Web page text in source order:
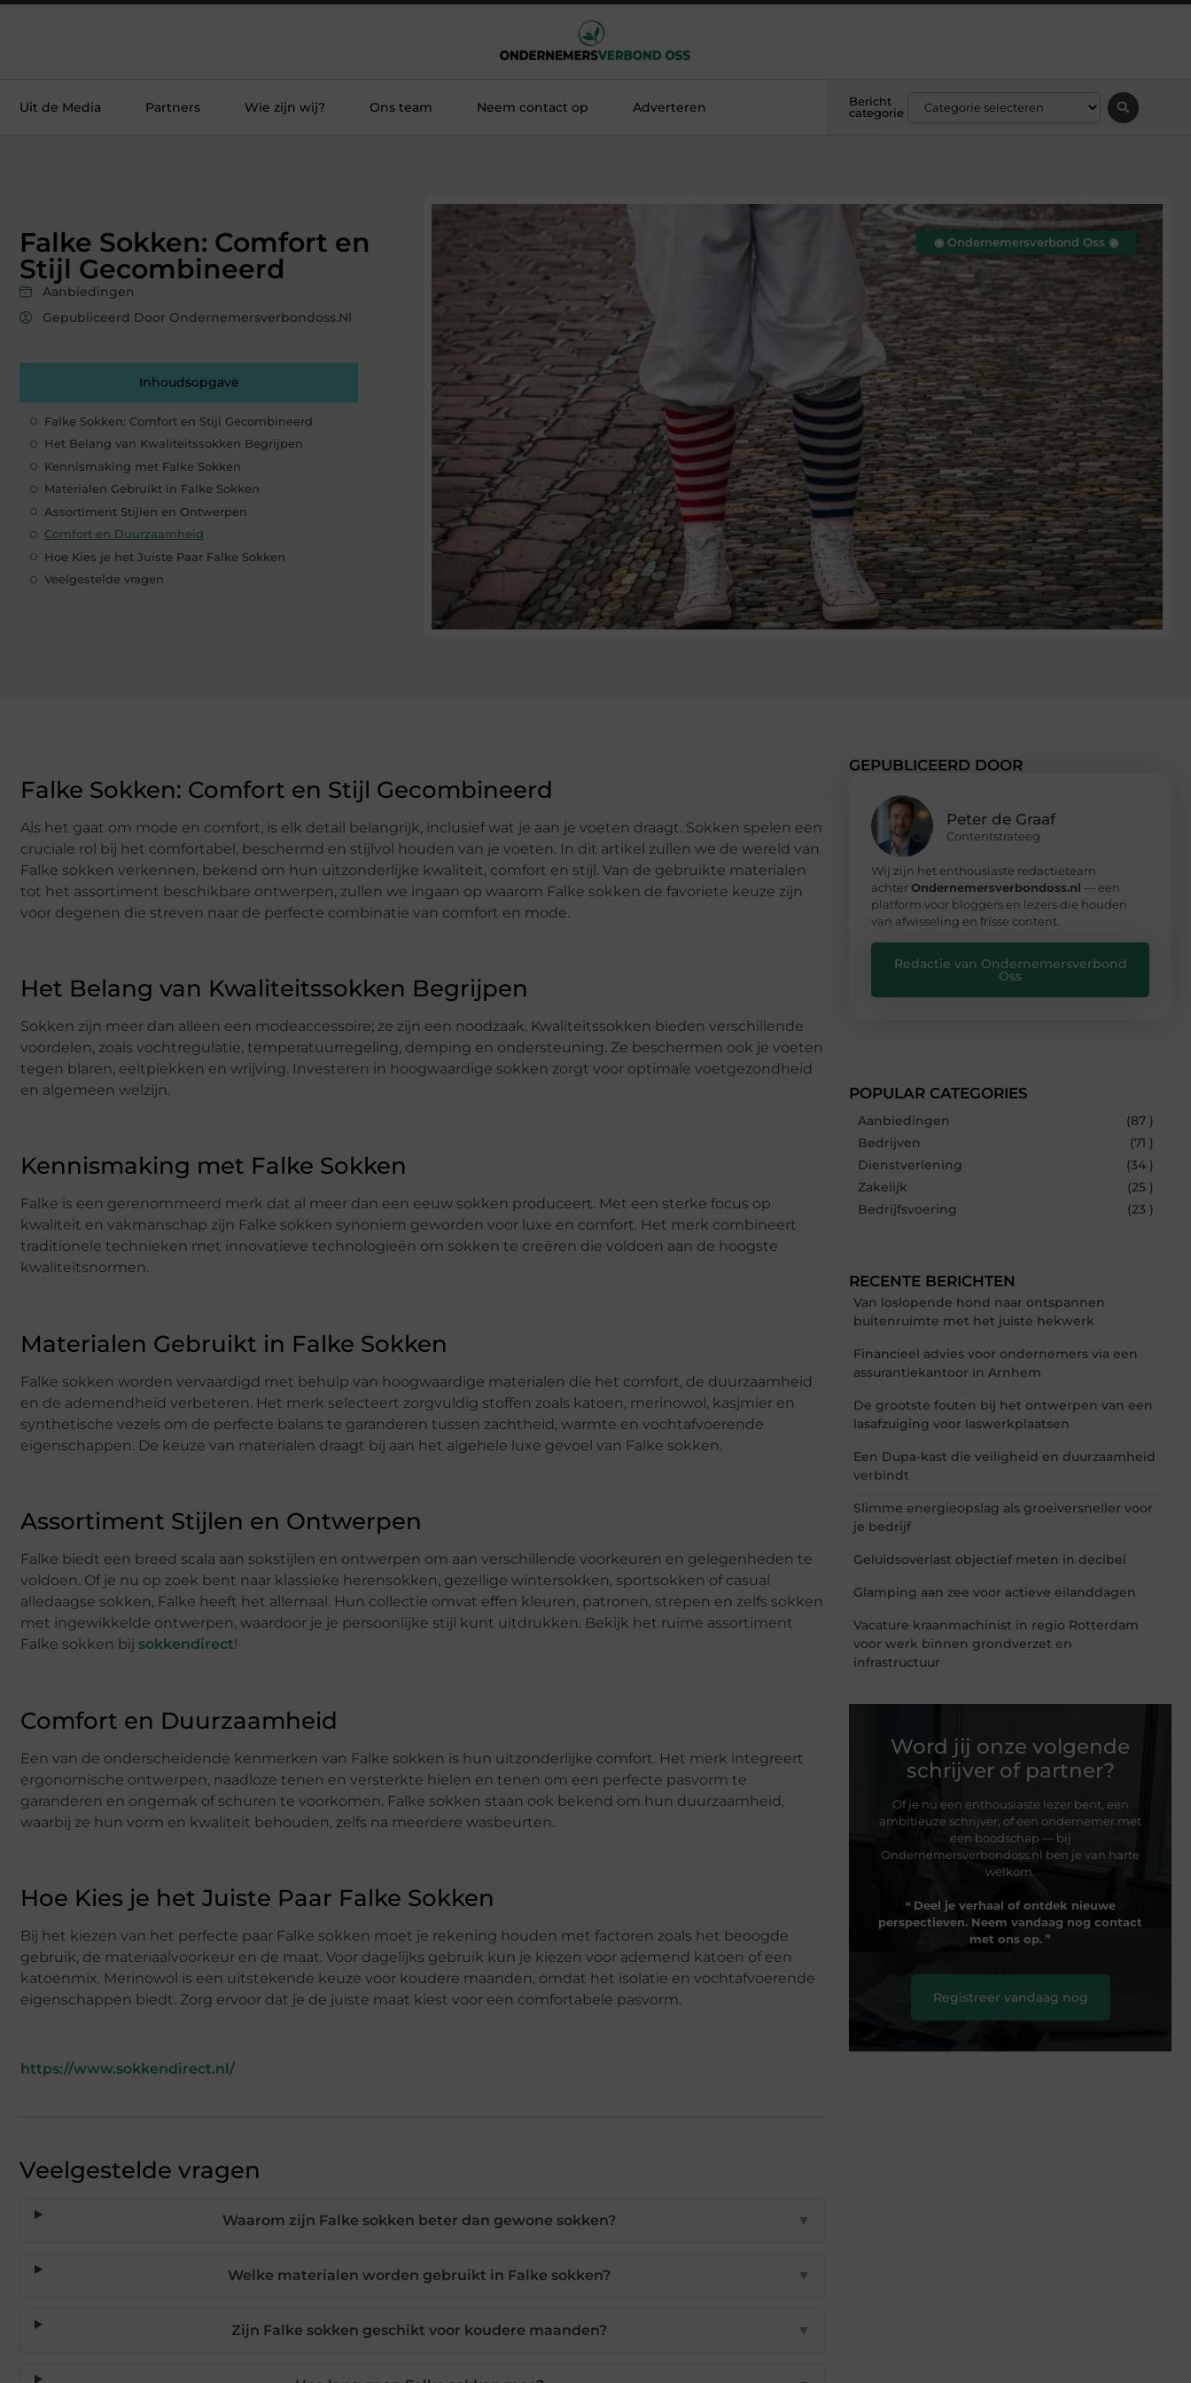
Uit de Media Partners Wie zijn wij? Ons team Neem contact op Adverteren
Bericht
categorie
Falke Sokken: Comfort en
Stijl Gecombineerd
Aanbiedingen
Gepubliceerd Door Ondernemersverbondoss.nl
Inhoudsopgave
Falke Sokken: Comfort en Stijl Gecombineerd
Het Belang van Kwaliteitssokken Begrijpen
Kennismaking met Falke Sokken
Materialen Gebruikt in Falke Sokken
Assortiment Stijlen en Ontwerpen
Comfort en Duurzaamheid
Hoe Kies je het Juiste Paar Falke Sokken
Veelgestelde vragen
◉ Ondernemersverbond Oss ◉
Falke Sokken: Comfort en Stijl Gecombineerd
Als het gaat om mode en comfort, is elk detail belangrijk, inclusief wat je aan je voeten draagt. Sokken spelen een
cruciale rol bij het comfortabel, beschermd en stijlvol houden van je voeten. In dit artikel zullen we de wereld van
Falke sokken verkennen, bekend om hun uitzonderlijke kwaliteit, comfort en stijl. Van de gebruikte materialen
tot het assortiment beschikbare ontwerpen, zullen we ingaan op waarom Falke sokken de favoriete keuze zijn
voor degenen die streven naar de perfecte combinatie van comfort en mode.
Het Belang van Kwaliteitssokken Begrijpen
Sokken zijn meer dan alleen een modeaccessoire; ze zijn een noodzaak. Kwaliteitssokken bieden verschillende
voordelen, zoals vochtregulatie, temperatuurregeling, demping en ondersteuning. Ze beschermen ook je voeten
tegen blaren, eeltplekken en wrijving. Investeren in hoogwaardige sokken zorgt voor optimale voetgezondheid
en algemeen welzijn.
Kennismaking met Falke Sokken
Falke is een gerenommeerd merk dat al meer dan een eeuw sokken produceert. Met een sterke focus op
kwaliteit en vakmanschap zijn Falke sokken synoniem geworden voor luxe en comfort. Het merk combineert
traditionele technieken met innovatieve technologieën om sokken te creëren die voldoen aan de hoogste
kwaliteitsnormen.
Materialen Gebruikt in Falke Sokken
Falke sokken worden vervaardigd met behulp van hoogwaardige materialen die het comfort, de duurzaamheid
en de ademendheid verbeteren. Het merk selecteert zorgvuldig stoffen zoals katoen, merinowol, kasjmier en
synthetische vezels om de perfecte balans te garanderen tussen zachtheid, warmte en vochtafvoerende
eigenschappen. De keuze van materialen draagt bij aan het algehele luxe gevoel van Falke sokken.
Assortiment Stijlen en Ontwerpen
Falke biedt een breed scala aan sokstijlen en ontwerpen om aan verschillende voorkeuren en gelegenheden te
voldoen. Of je nu op zoek bent naar klassieke herensokken, gezellige wintersokken, sportsokken of casual
alledaagse sokken, Falke heeft het allemaal. Hun collectie omvat effen kleuren, patronen, strepen en zelfs sokken
met ingewikkelde ontwerpen, waardoor je je persoonlijke stijl kunt uitdrukken. Bekijk het ruime assortiment
Falke sokken bij sokkendirect!
Comfort en Duurzaamheid
Een van de onderscheidende kenmerken van Falke sokken is hun uitzonderlijke comfort. Het merk integreert
ergonomische ontwerpen, naadloze tenen en versterkte hielen en tenen om een perfecte pasvorm te
garanderen en ongemak of schuren te voorkomen. Falke sokken staan ook bekend om hun duurzaamheid,
waarbij ze hun vorm en kwaliteit behouden, zelfs na meerdere wasbeurten.
Hoe Kies je het Juiste Paar Falke Sokken
Bij het kiezen van het perfecte paar Falke sokken moet je rekening houden met factoren zoals het beoogde
gebruik, de materiaalvoorkeur en de maat. Voor dagelijks gebruik kun je kiezen voor ademend katoen of een
katoenmix. Merinowol is een uitstekende keuze voor koudere maanden, omdat het isolatie en vochtafvoerende
eigenschappen biedt. Zorg ervoor dat je de juiste maat kiest voor een comfortabele pasvorm.
https://www.sokkendirect.nl/
Veelgestelde vragen
Waarom zijn Falke sokken beter dan gewone sokken? ▼
Welke materialen worden gebruikt in Falke sokken? ▼
Zijn Falke sokken geschikt voor koudere maanden? ▼
GEPUBLICEERD DOOR
Peter de Graaf
Contentstrateeg
Wij zijn het enthousiaste redactieteam
achterOndernemersverbondoss.nl — een
platform voor bloggers en lezers die houden
van afwisseling en frisse content.
Redactie van Ondernemersverbond
Oss
POPULAR CATEGORIES
Aanbiedingen
(87 )
Bedrijven
(71 )
Dienstverlening
(34 )
Zakelijk
(25 )
Bedrijfsvoering
(23 )
RECENTE BERICHTEN
Van loslopende hond naar ontspannen
buitenruimte met het juiste hekwerk
Financieel advies voor ondernemers via een
assurantiekantoor in Arnhem
De grootste fouten bij het ontwerpen van een
lasafzuiging voor laswerkplaatsen
Een Dupa-kast die veiligheid en duurzaamheid
verbindt
Slimme energieopslag als groeiversneller voor
je bedrijf
Geluidsoverlast objectief meten in decibel
Glamping aan zee voor actieve eilanddagen
Vacature kraanmachinist in regio Rotterdam
voor werk binnen grondverzet en
infrastructuur
Word jij onze volgende
schrijver of partner?
Of je nu een enthousiaste lezer bent, een
ambitieuze schrijver, of een ondernemer met
een boodschap — bij
Ondernemersverbondoss.nl ben je van harte
welkom.
❝ Deel je verhaal of ontdek nieuwe
perspectieven. Neem vandaag nog contact
met ons op. ❞
Registreer vandaag nog